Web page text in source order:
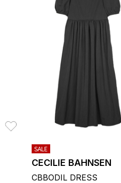
SALE
CECILIE BAHNSEN
CBBODIL DRESS